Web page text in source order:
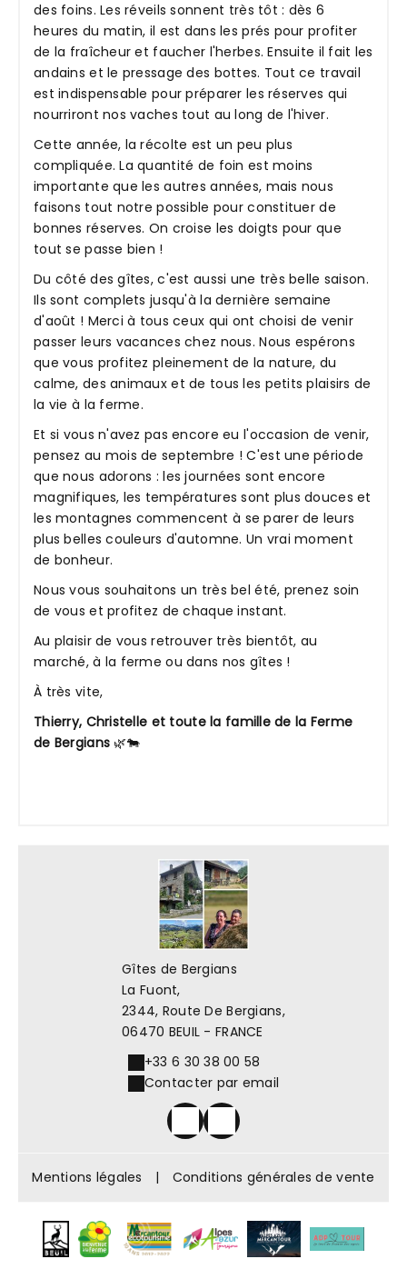
des foins. Les réveils sonnent très tôt : dès 6
heures du matin, il est dans les prés pour profiter
de la fraîcheur et faucher l'herbes. Ensuite il fait les
andains et le pressage des bottes. Tout ce travail
est indispensable pour préparer les réserves qui
nourriront nos vaches tout au long de l'hiver.
Cette année, la récolte est un peu plus
compliquée. La quantité de foin est moins
importante que les autres années, mais nous
faisons tout notre possible pour constituer de
bonnes réserves. On croise les doigts pour que
tout se passe bien !
Du côté des gîtes, c'est aussi une très belle saison.
Ils sont complets jusqu'à la dernière semaine
d'août ! Merci à tous ceux qui ont choisi de venir
passer leurs vacances chez nous. Nous espérons
que vous profitez pleinement de la nature, du
calme, des animaux et de tous les petits plaisirs de
la vie à la ferme.
Et si vous n'avez pas encore eu l'occasion de venir,
pensez au mois de septembre ! C'est une période
que nous adorons : les journées sont encore
magnifiques, les températures sont plus douces et
les montagnes commencent à se parer de leurs
plus belles couleurs d'automne. Un vrai moment
de bonheur.
Nous vous souhaitons un très bel été, prenez soin
de vous et profitez de chaque instant.
Au plaisir de vous retrouver très bientôt, au
marché, à la ferme ou dans nos gîtes !
À très vite,
Thierry, Christelle et toute la famille de la Ferme
de Bergians 🌿🐄
Gîtes de Bergians
La Fuont,
2344, Route De Bergians,
06470 BEUIL - FRANCE
+33 6 30 38 00 58
Contacter par email
Mentions légales | Conditions générales de vente